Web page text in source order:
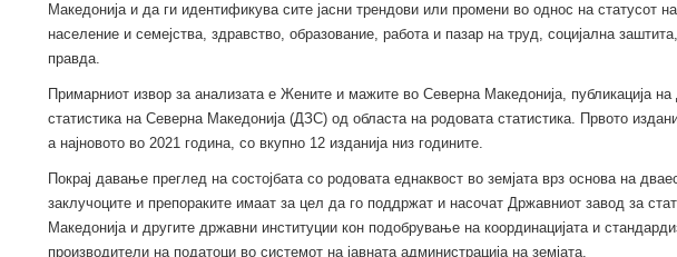
Македонија и да ги идентификува сите јасни трендови или промени во однос на статусот
население и семејства, здравство, образование, работа и пазар на труд, социјална
правда.
Примарниот извор за анализата е Жените и мажите во Северна Македонија, публикација
статистика на Северна Македонија (ДЗС) од областа на родовата статистика. Првото
а најновото во 2021 година, со вкупно 12 изданија низ годините.
Покрај давање преглед на состојбата со родовата еднаквост во земјата врз основа на
заклучоците и препораките имаат за цел да го поддржат и насочат Државниот завод за
Македонија и другите државни институции кон подобрување на координацијата и
производители на податоци во системот на јавната администрација на земјата.